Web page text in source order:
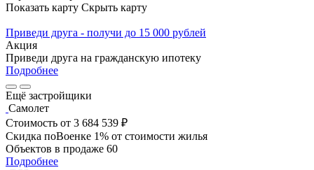
Показать карту Скрыть карту
Приведи друга - получи до 15 000 рублей
Акция
Приведи друга на гражданскую ипотеку
Подробнее
Ещё застройщики
Самолет
Стоимость от 3 684 539 ₽
Скидка поВоенке 1% от стоимости жилья
Объектов в продаже 60
Подробнее